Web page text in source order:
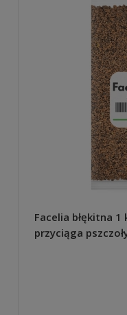
Facelia błękitna
przyciąga